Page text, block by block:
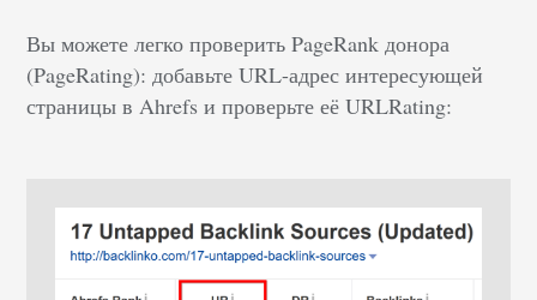
Вы можете легко проверить PageRank донора
(PageRating): добавьте URL-адрес интересующей
страницы в Ahrefs и проверьте её URLRating: